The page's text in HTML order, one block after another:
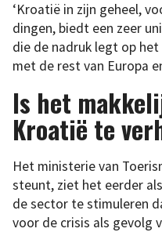
‘Kroatië in zijn geheel,
dingen, biedt een zeer
die de nadruk legt op
met de rest van Europa
Is het
Kroatië te
Het ministerie van
steunt, ziet het eerder
de sector te stimuleren
voor de crisis als gevolg